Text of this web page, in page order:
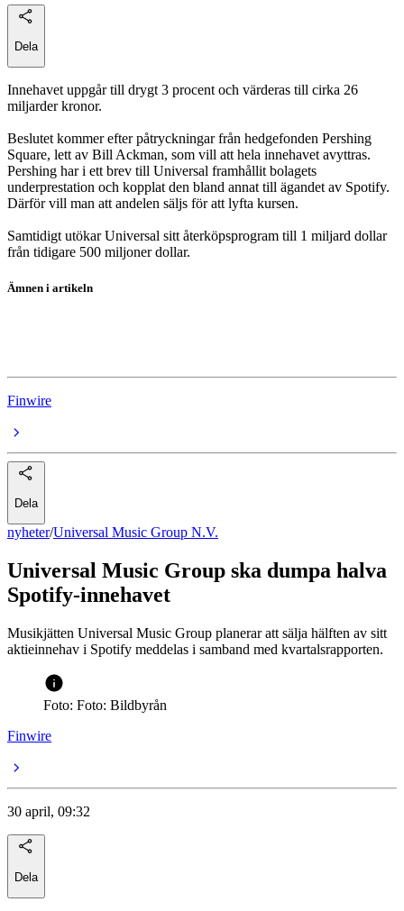
Dela
Innehavet uppgår till drygt 3 procent och värderas till cirka 26
miljarder kronor.
Beslutet kommer efter påtryckningar från hedgefonden Pershing
Square, lett av Bill Ackman, som vill att hela innehavet avyttras.
Pershing har i ett brev till Universal framhållit bolagets
underprestation och kopplat den bland annat till ägandet av Spotify.
Därför vill man att andelen säljs för att lyfta kursen.
Samtidigt utökar Universal sitt återköpsprogram till 1 miljard dollar
från tidigare 500 miljoner dollar.
Ämnen i artikeln
Finwire
Dela
nyheter/Universal Music Group N.V.
Universal Music Group ska dumpa halva
Spotify-innehavet
Musikjätten Universal Music Group planerar att sälja hälften av sitt
aktieinnehav i Spotify meddelas i samband med kvartalsrapporten.
Foto: Foto: Bildbyrån
Finwire
30 april, 09:32
Dela